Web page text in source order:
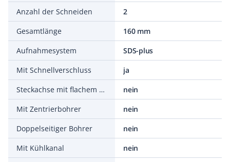
Anzahl der Schneiden
2
Gesamtlänge
160 mm
Aufnahmesystem
SDS-plus
Mit Schnellverschluss
ja
Steckachse mit flachem Ende
nein
Mit Zentrierbohrer
nein
Doppelseitiger Bohrer
nein
Mit Kühlkanal
nein